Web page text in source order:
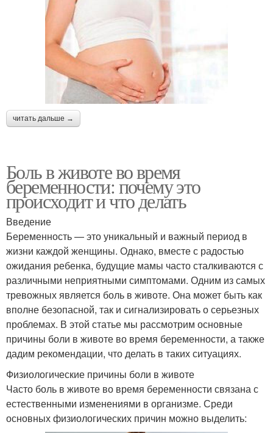
читать дальше →
Боль в животе во время
беременности: почему это
происходит и что делать
Введение
Беременность — это уникальный и важный период в
жизни каждой женщины. Однако, вместе с радостью
ожидания ребенка, будущие мамы часто сталкиваются с
различными неприятными симптомами. Одним из самых
тревожных является боль в животе. Она может быть как
вполне безопасной, так и сигнализировать о серьезных
проблемах. В этой статье мы рассмотрим основные
причины боли в животе во время беременности, а также
дадим рекомендации, что делать в таких ситуациях.
Физиологические причины боли в животе
Часто боль в животе во время беременности связана с
естественными изменениями в организме. Среди
основных физиологических причин можно выделить: